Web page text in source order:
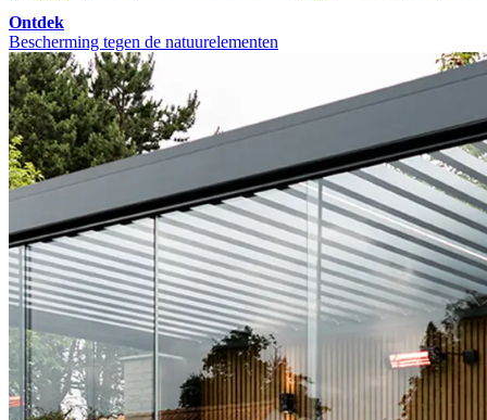
Ontdek
Bescherming tegen de natuurelementen